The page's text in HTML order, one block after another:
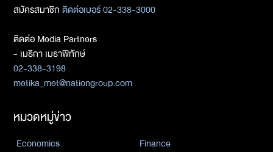
สมัครสมาชิกติดต่อเบอร์ 02-338-3000
ติดต่อ Media Partners
- เมธิกา เมธาพิทักษ์
02-338-3198
metika_met@nationgroup.com
หมวดหมู่ข่าว
Economics
Finance